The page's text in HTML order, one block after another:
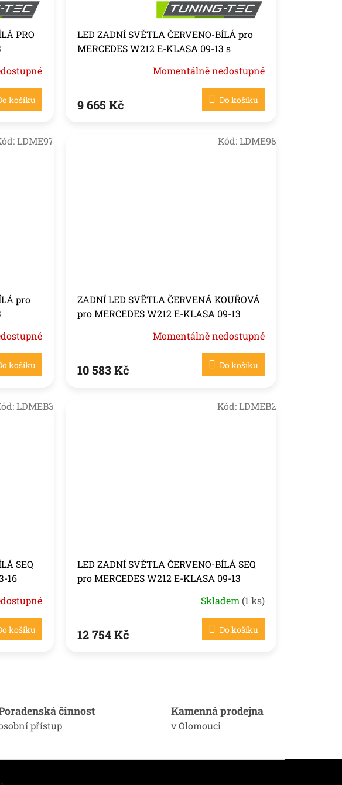
PRO
košíku
LED ZADNÍ SVĚTLA ČERVENO-BÍLÁ pro
MERCEDES W212 E-KLASA 09-13 s
Momentálně nedostupné
9 665 Kč Do košíku
pro
košíku
LDME97
ZADNÍ LED SVĚTLA ČERVENÁ KOUŘOVÁ
pro MERCEDES W212 E-KLASA 09-13
Momentálně nedostupné
10 583 Kč Do košíku
Kód:LDME98
SEQ
16
košíku
LDMEB3
LED ZADNÍ SVĚTLA ČERVENO-BÍLÁ SEQ
pro MERCEDES W212 E-KLASA 09-13
Skladem (1 ks)
12 754 Kč Do košíku
Kód:LDMEB2
činnost
přístup
Kamenná prodejna
v Olomouci